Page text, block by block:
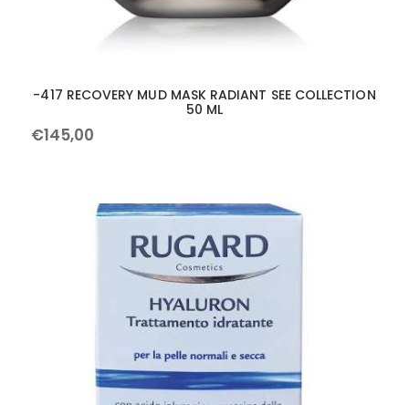
-417 RECOVERY MUD MASK RADIANT SEE COLLECTION
50 ML
€145,00